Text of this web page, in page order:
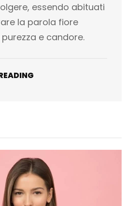
essendo abituati
la parola fiore
e candore.